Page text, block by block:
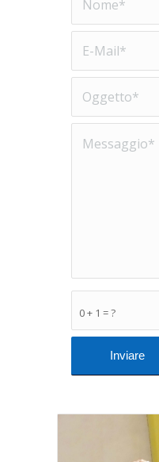
0 + 1 = ?